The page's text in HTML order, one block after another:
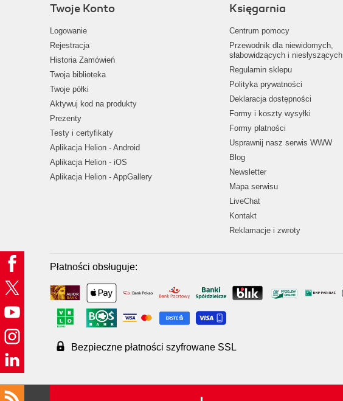
Twoje Konto
Logowanie
Rejestracja
Historia Zamówień
Twoja biblioteka
Twoje półki
Aktywuj kod na produkty
Prezenty
Testy i certyfikaty
Aplikacja Helion - Android
Aplikacja Helion - iOS
Aplikacja Helion - AppGallery
Księgarnia
Centrum pomocy
Przewodnik dla niewidomych,
słabowidzących i niesłyszących
Regulamin sklepu
Polityka prywatności
Deklaracja dostępności
Formy i koszty wysyłki
Formy płatności
Usprawnij nasz serwis WWW
Blog
Newsletter
Mapa serwisu
LiveChat
Kontakt
Reklamacje i zwroty
Płatności obsługuje:
Bezpieczne płatności szyfrowane SSL